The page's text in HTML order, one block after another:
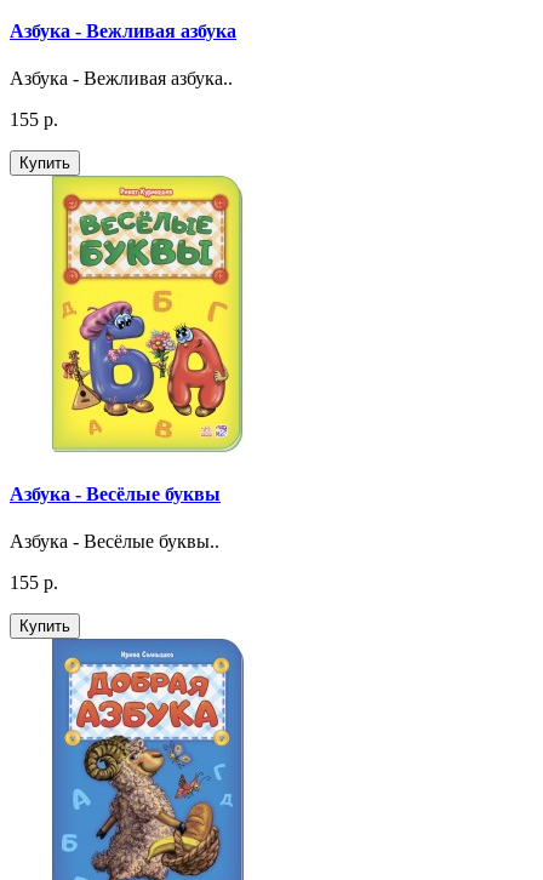
Азбука - Вежливая азбука
Азбука - Вежливая азбука..
155 р.
Купить
Азбука - Весёлые буквы
Азбука - Весёлые буквы..
155 р.
Купить